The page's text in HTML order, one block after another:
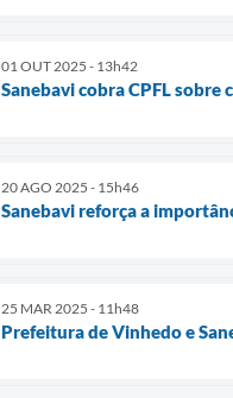
01 OUT 2025 - 13h42
Sanebavi cobra CPFL
20 AGO 2025 - 15h46
Sanebavi reforça a
25 MAR 2025 - 11h48
Prefeitura de Vinhedo e